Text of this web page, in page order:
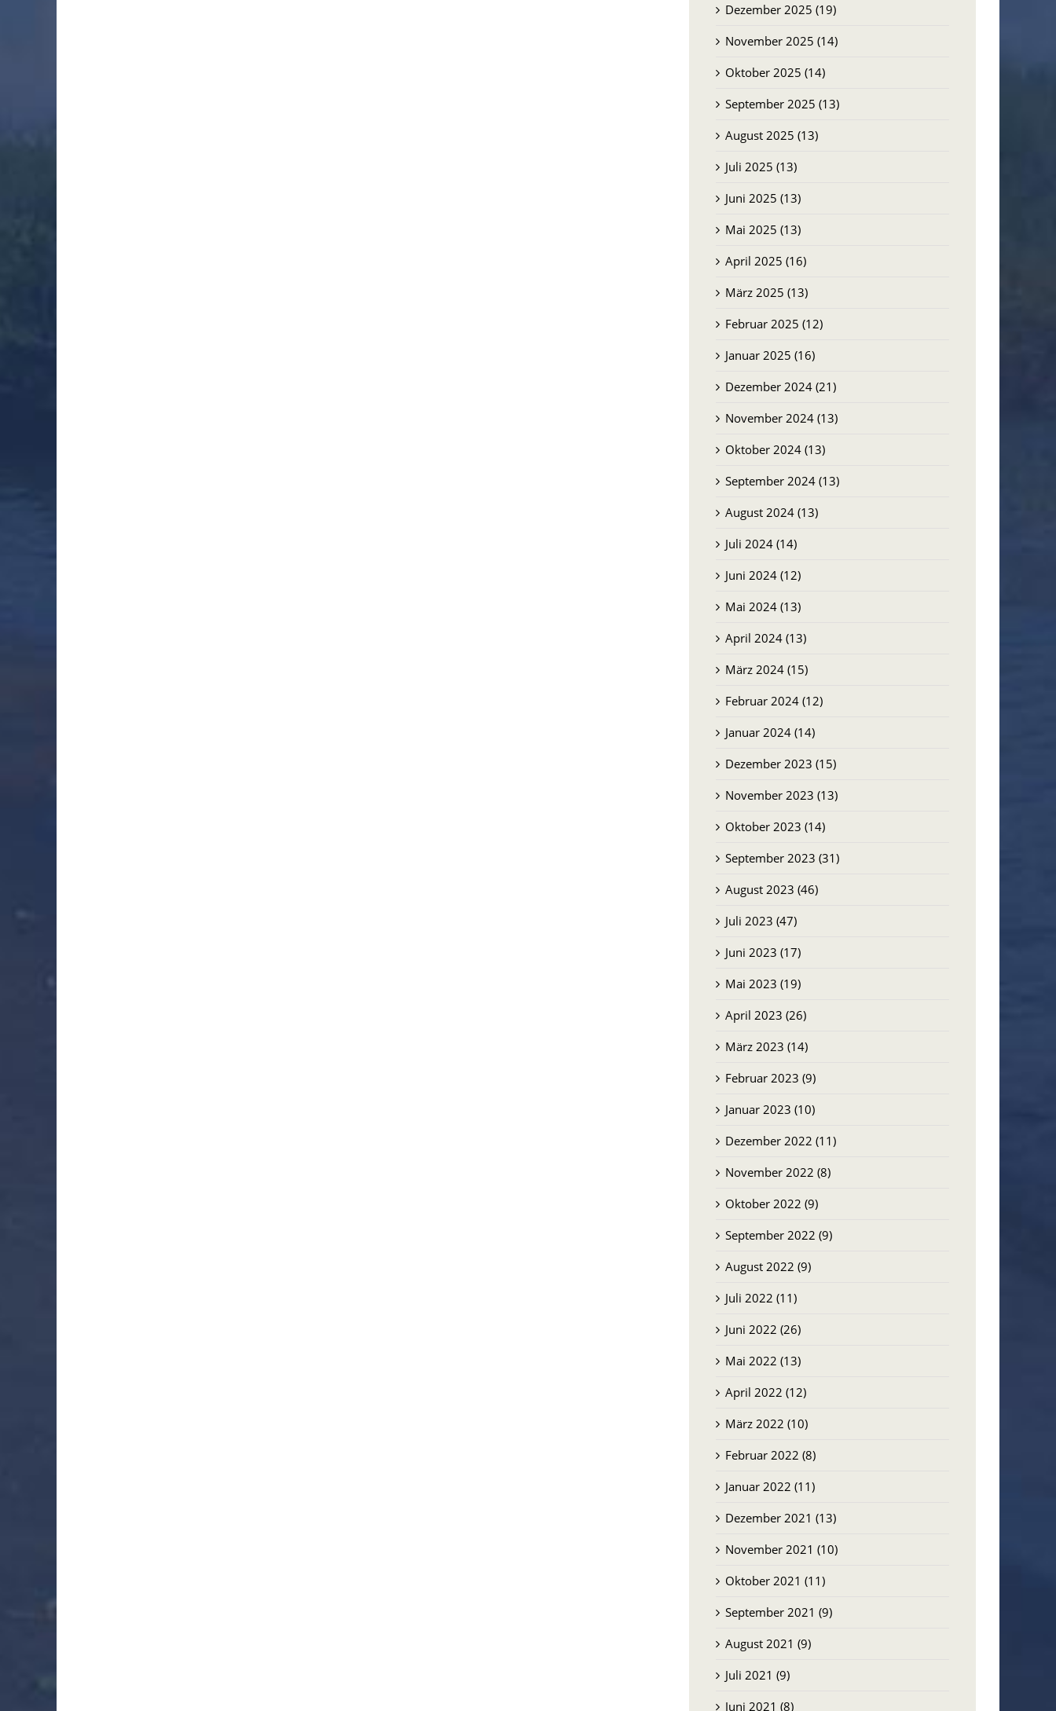
Dezember 2025 (19)
November 2025 (14)
Oktober 2025 (14)
September 2025 (13)
August 2025 (13)
Juli 2025 (13)
Juni 2025 (13)
Mai 2025 (13)
April 2025 (16)
März 2025 (13)
Februar 2025 (12)
Januar 2025 (16)
Dezember 2024 (21)
November 2024 (13)
Oktober 2024 (13)
September 2024 (13)
August 2024 (13)
Juli 2024 (14)
Juni 2024 (12)
Mai 2024 (13)
April 2024 (13)
März 2024 (15)
Februar 2024 (12)
Januar 2024 (14)
Dezember 2023 (15)
November 2023 (13)
Oktober 2023 (14)
September 2023 (31)
August 2023 (46)
Juli 2023 (47)
Juni 2023 (17)
Mai 2023 (19)
April 2023 (26)
März 2023 (14)
Februar 2023 (9)
Januar 2023 (10)
Dezember 2022 (11)
November 2022 (8)
Oktober 2022 (9)
September 2022 (9)
August 2022 (9)
Juli 2022 (11)
Juni 2022 (26)
Mai 2022 (13)
April 2022 (12)
März 2022 (10)
Februar 2022 (8)
Januar 2022 (11)
Dezember 2021 (13)
November 2021 (10)
Oktober 2021 (11)
September 2021 (9)
August 2021 (9)
Juli 2021 (9)
Juni 2021 (8)